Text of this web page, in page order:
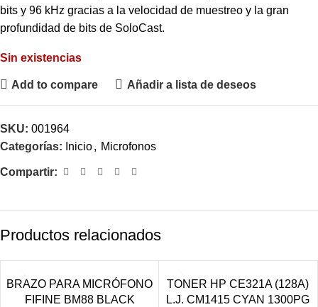
bits y 96 kHz gracias a la velocidad de muestreo y la gran
profundidad de bits de SoloCast.
Sin existencias
Add to compare Añadir a lista de deseos
SKU: 001964
Categorías: Inicio, Microfonos
Compartir:
Productos relacionados
BRAZO PARA MICRÓFONO
FIFINE BM88 BLACK
VENDIDO
TONER HP CE321A (128A)
L.J. CM1415 CYAN 1300PG